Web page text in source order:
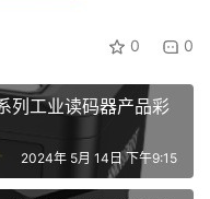
0 0
列工业读码器产品彩
2024年 5月 14日 下午9:15